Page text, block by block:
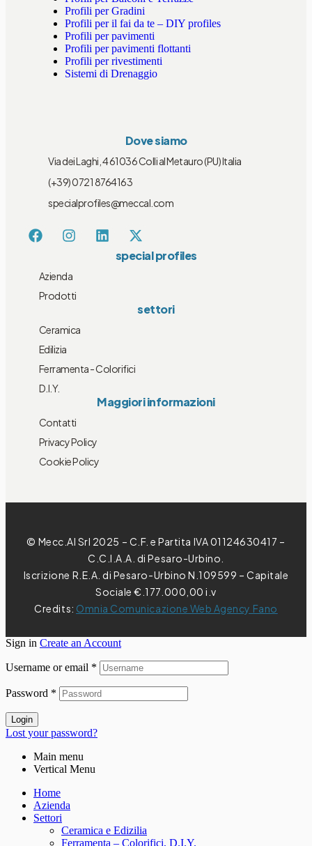
Profili per Gradini
Profili per il fai da te – DIY profiles
Profili per pavimenti
Profili per pavimenti flottanti
Profili per rivestimenti
Sistemi di Drenaggio
Dove siamo
Via dei Laghi, 4 61036 Colli al Metauro (PU) Italia
(+39) 0721 8764163
specialprofiles@meccal.com
special profiles
Azienda
Prodotti
settori
Ceramica
Edilizia
Ferramenta - Colorifici
D.I.Y.
Maggiori informazioni
Contatti
Privacy Policy
Cookie Policy
© Mecc.Al Srl 2025 – C.F. e Partita IVA 01124630417 –
C.C.I.A.A. di Pesaro-Urbino.
Iscrizione R.E.A. di Pesaro-Urbino N.109599 – Capitale
Sociale €.177.000,00 i.v
Credits: Omnia Comunicazione Web Agency Fano
Sign in Create an Account
Username or email *
Password *
Login
Lost your password?
Main menu
Vertical Menu
Home
Azienda
Settori
Ceramica e Edizilia
Ferramenta – Colorifici, D.I.Y.